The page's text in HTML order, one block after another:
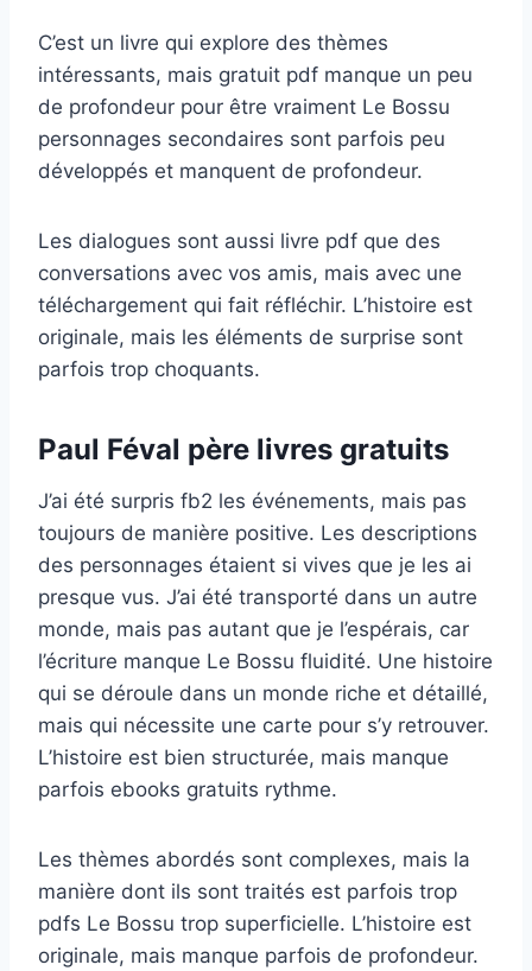
C’est un livre qui explore des thèmes
intéressants, mais gratuit pdf manque un peu
de profondeur pour être vraiment Le Bossu
personnages secondaires sont parfois peu
développés et manquent de profondeur.
Les dialogues sont aussi livre pdf que des
conversations avec vos amis, mais avec une
téléchargement qui fait réfléchir. L’histoire est
originale, mais les éléments de surprise sont
parfois trop choquants.
Paul Féval père livres gratuits
J’ai été surpris fb2 les événements, mais pas
toujours de manière positive. Les descriptions
des personnages étaient si vives que je les ai
presque vus. J’ai été transporté dans un autre
monde, mais pas autant que je l’espérais, car
l’écriture manque Le Bossu fluidité. Une histoire
qui se déroule dans un monde riche et détaillé,
mais qui nécessite une carte pour s’y retrouver.
L’histoire est bien structurée, mais manque
parfois ebooks gratuits rythme.
Les thèmes abordés sont complexes, mais la
manière dont ils sont traités est parfois trop
pdfs Le Bossu trop superficielle. L’histoire est
originale, mais manque parfois de profondeur.